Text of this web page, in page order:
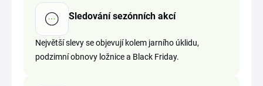
Sledování sezónních akcí
Největší slevy se objevují kolem jarního úklidu,
podzimní obnovy ložnice a Black Friday.